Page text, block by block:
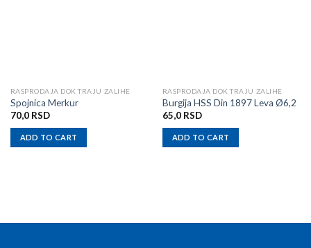
RASPRODAJA DOK TRAJU ZALIHE
Spojnica Merkur
70,0 RSD
ADD TO CART
RASPRODAJA DOK TRAJU ZALIHE
Burgija HSS Din 1897 Leva Ø6,2
65,0 RSD
ADD TO CART